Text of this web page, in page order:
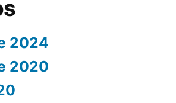
2024
2020